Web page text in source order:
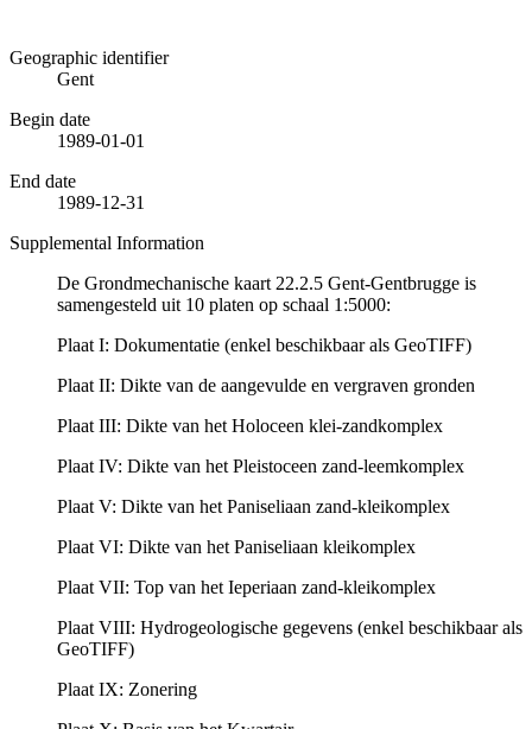
Geographic identifier
Gent
Begin date
1989-01-01
End date
1989-12-31
Supplemental Information
De Grondmechanische kaart 22.2.5 Gent-Gentbrugge is
samengesteld uit 10 platen op schaal 1:5000:
Plaat I: Dokumentatie (enkel beschikbaar als GeoTIFF)
Plaat II: Dikte van de aangevulde en vergraven gronden
Plaat III: Dikte van het Holoceen klei-zandkomplex
Plaat IV: Dikte van het Pleistoceen zand-leemkomplex
Plaat V: Dikte van het Paniseliaan zand-kleikomplex
Plaat VI: Dikte van het Paniseliaan kleikomplex
Plaat VII: Top van het Ieperiaan zand-kleikomplex
Plaat VIII: Hydrogeologische gegevens (enkel beschikbaar als
GeoTIFF)
Plaat IX: Zonering